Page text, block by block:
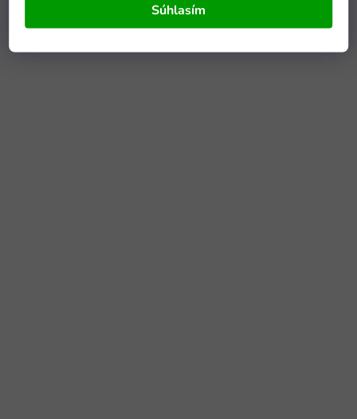
Súhlasím